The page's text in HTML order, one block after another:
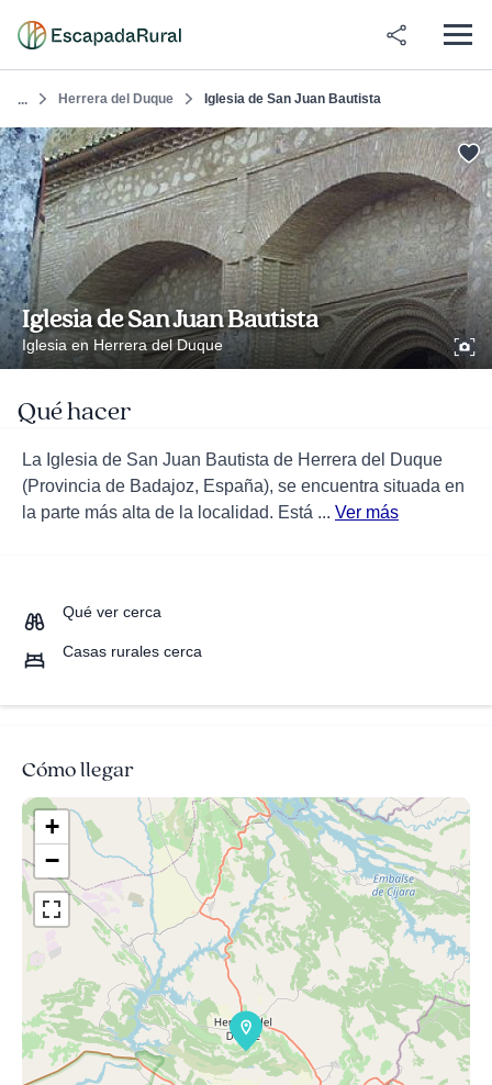
... Herrera del Duque Iglesia de San Juan Bautista
Iglesia de San Juan Bautista
Iglesia en Herrera del Duque
Qué hacer
La Iglesia de San Juan Bautista de Herrera del Duque
(Provincia de Badajoz, España), se encuentra situada en
la parte más alta de la localidad. Está ... Ver más
Qué ver cerca
Casas rurales cerca
Cómo llegar
+
−